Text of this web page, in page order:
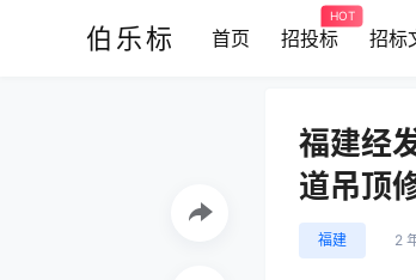
伯乐标 首页 招投标
HOT
招标
福建经
道吊顶
福建 2